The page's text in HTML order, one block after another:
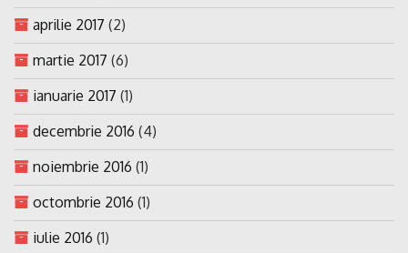
aprilie 2017 (2)
martie 2017 (6)
ianuarie 2017 (1)
decembrie 2016 (4)
noiembrie 2016 (1)
octombrie 2016 (1)
iulie 2016 (1)